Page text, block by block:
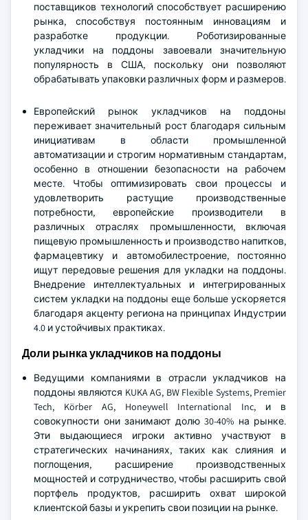
поставщиков технологий способствует расширению
рынка, способствуя постоянным инновациям и
разработке продукции. Роботизированные
укладчики на поддоны завоевали значительную
популярность в США, поскольку они позволяют
обрабатывать упаковки различных форм и размеров.
Европейский рынок укладчиков на поддоны
переживает значительный рост благодаря сильным
инициативам в области промышленной
автоматизации и строгим нормативным стандартам,
особенно в отношении безопасности на рабочем
месте. Чтобы оптимизировать свои процессы и
удовлетворить растущие производственные
потребности, европейские производители в
различных отраслях промышленности, включая
пищевую промышленность и производство напитков,
фармацевтику и автомобилестроение, постоянно
ищут передовые решения для укладки на поддоны.
Внедрение интеллектуальных и интегрированных
систем укладки на поддоны еще больше ускоряется
благодаря акценту региона на принципах Индустрии
4.0 и устойчивых практиках.
Доли рынка укладчиков на поддоны
Ведущими компаниями в отрасли укладчиков на
поддоны являются KUKA AG, BW Flexible Systems, Premier
Tech, Körber AG, Honeywell International Inc, и в
совокупности они занимают долю 30-40% на рынке.
Эти выдающиеся игроки активно участвуют в
стратегических начинаниях, таких как слияния и
поглощения, расширение производственных
мощностей и сотрудничество, чтобы расширить свой
портфель продуктов, расширить охват широкой
клиентской базы и укрепить свои позиции на рынке.